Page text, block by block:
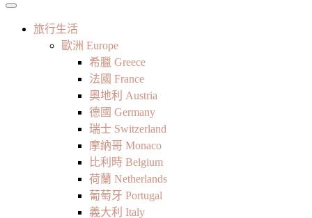
關
旅行生活
歐洲 Europe
希臘 Greece
法國 France
奧地利 Austria
德國 Germany
瑞士 Switzerland
摩納哥 Monaco
比利時 Belgium
荷蘭 Netherlands
葡萄牙 Portugal
義大利 Italy